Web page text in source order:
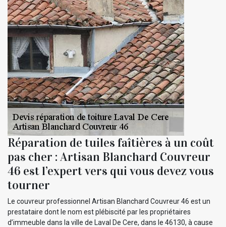
Réparation de tuiles faîtières à un coût
pas cher : Artisan Blanchard Couvreur
46 est l’expert vers qui vous devez vous
tourner
Le couvreur professionnel Artisan Blanchard Couvreur 46 est un
prestataire dont le nom est plébiscité par les propriétaires
d’immeuble dans la ville de Laval De Cere, dans le 46130, à cause